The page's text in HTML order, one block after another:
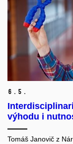
6. 5.
výhodu i
Tomáš Janovič z